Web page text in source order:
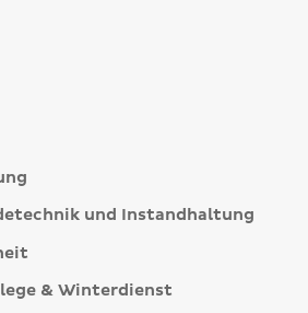
und Instandhaltung
& Winterdienst